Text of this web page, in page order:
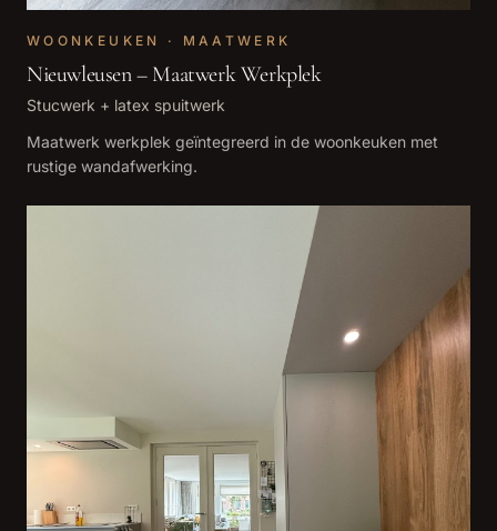
WOONKEUKEN · MAATWERK
Nieuwleusen – Maatwerk Werkplek
Stucwerk + latex spuitwerk
Maatwerk werkplek geïntegreerd in de woonkeuken met
rustige wandafwerking.